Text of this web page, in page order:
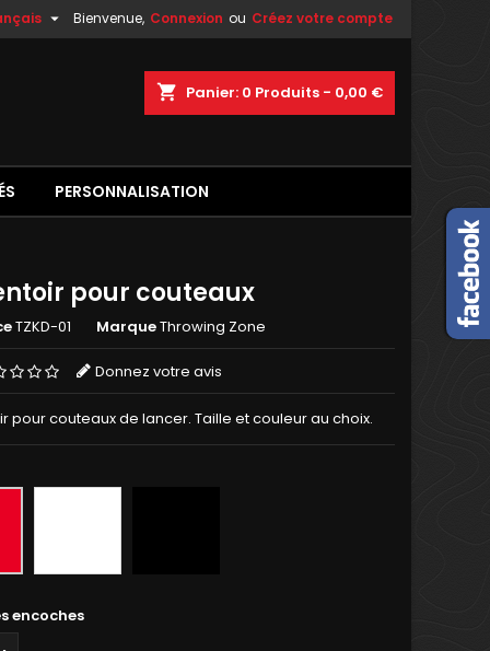
Bienvenue, Connexion ou Créez votre compte

shopping_cart Panier: 0 Produits - 0,00 €
PERSONNALISATION
pour couteaux
TZKD-01 MarqueThrowing Zone
Donnez votre avis
pour couteaux de lancer. Taille et couleur au choix.
encoches